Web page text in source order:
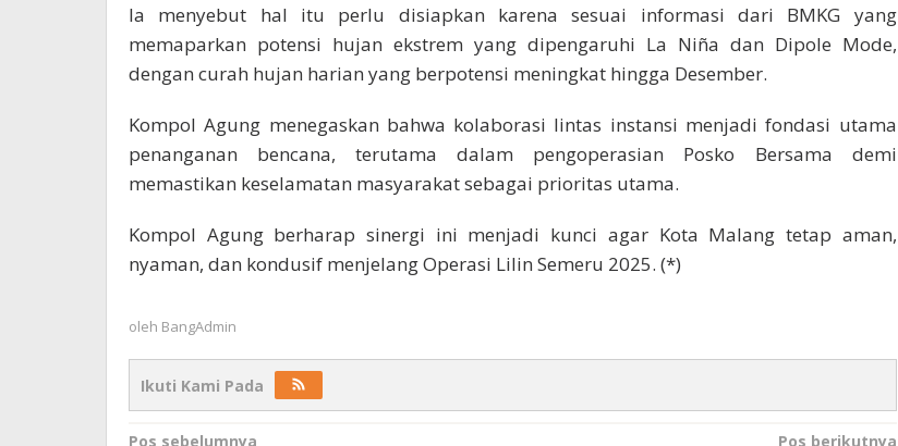
Ia menyebut hal itu perlu disiapkan karena sesuai informasi dari BMKG yang
memaparkan potensi hujan ekstrem yang dipengaruhi La Niña dan Dipole Mode,
dengan curah hujan harian yang berpotensi meningkat hingga Desember.
Kompol Agung menegaskan bahwa kolaborasi lintas instansi menjadi fondasi utama
penanganan bencana, terutama dalam pengoperasian Posko Bersama demi
memastikan keselamatan masyarakat sebagai prioritas utama.
Kompol Agung berharap sinergi ini menjadi kunci agar Kota Malang tetap aman,
nyaman, dan kondusif menjelang Operasi Lilin Semeru 2025. (*)
oleh BangAdmin
Ikuti Kami Pada
Pos sebelumnya Pos berikutnya